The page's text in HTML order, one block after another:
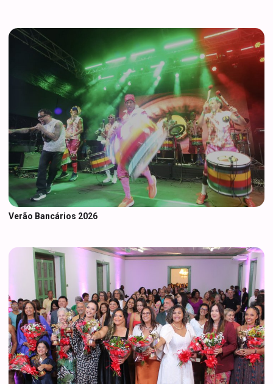
Verão Bancários 2026